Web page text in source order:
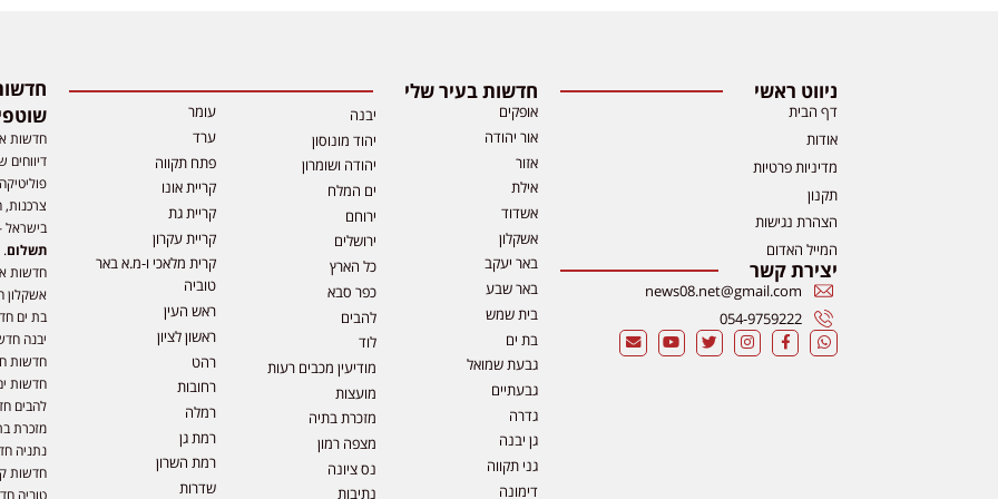
ניווט ראשי
דף הבית
אודות
מדיניות פרטיות
תקנון
הצהרת נגישות
המייל האדום
יצירת קשר
news08.net@gmail.com
054-9759222
חדשות בעיר שלי
אופקים
אור יהודה
אזור
אילת
אשדוד
אשקלון
באר יעקב
באר שבע
בית שמש
בת ים
גבעת שמואל
גבעתיים
גדרה
גן יבנה
גני תקווה
דימונה
יבנה
יהוד מונוסון
יהודה ושומרון
ים המלח
ירוחם
ירושלים
כל הארץ
כפר סבא
להבים
לוד
מודיעין מכבים רעות
מועצות
מזכרת בתיה
מצפה רמון
נס ציונה
נתיבות
עומר
ערד
פתח תקווה
קריית אונו
קריית גת
קריית עקרון
קרית מלאכי ו-מ.א באר
טוביה
ראש העין
ראשון לציון
רהט
רחובות
רמלה
רמת גן
רמת השרון
שדרות
חדשות
צרכנות,
בישראל
תשלום.
חדשות
בת ים
יבנה
חדשות
חדשות
להבים
מזכרת
נתניה
חדשות